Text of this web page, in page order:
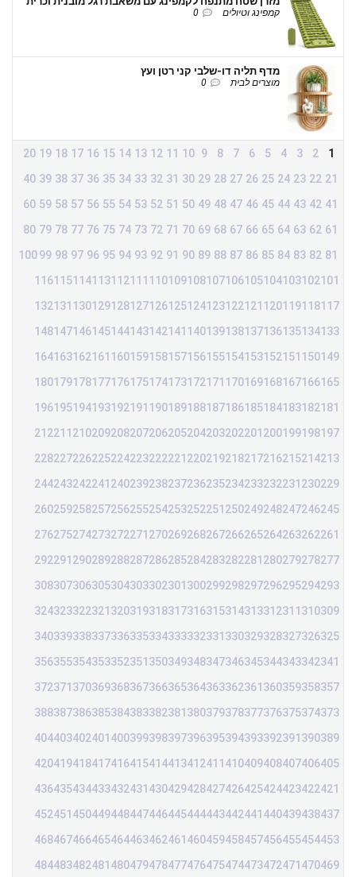
קמפינג וטיולים 0
מדף תליה דו-שלבי קני רטן ועץ
מוצרים לבית 0
1
2
3
4
5
6
7
8
9
10
11
12
13
14
15
16
17
18
19
20
21
22
23
24
25
26
27
28
29
30
31
32
33
34
35
36
37
38
39
40
41
42
43
44
45
46
47
48
49
50
51
52
53
54
55
56
57
58
59
60
61
62
63
64
65
66
67
68
69
70
71
72
73
74
75
76
77
78
79
80
81
82
83
84
85
86
87
88
89
90
91
92
93
94
95
96
97
98
99
100
101
102
103
104
105
106
107
108
109
110
111
112
113
114
115
116
117
118
119
120
121
122
123
124
125
126
127
128
129
130
131
132
133
134
135
136
137
138
139
140
141
142
143
144
145
146
147
148
149
150
151
152
153
154
155
156
157
158
159
160
161
162
163
164
165
166
167
168
169
170
171
172
173
174
175
176
177
178
179
180
181
182
183
184
185
186
187
188
189
190
191
192
193
194
195
196
197
198
199
200
201
202
203
204
205
206
207
208
209
210
211
212
213
214
215
216
217
218
219
220
221
222
223
224
225
226
227
228
229
230
231
232
233
234
235
236
237
238
239
240
241
242
243
244
245
246
247
248
249
250
251
252
253
254
255
256
257
258
259
260
261
262
263
264
265
266
267
268
269
270
271
272
273
274
275
276
277
278
279
280
281
282
283
284
285
286
287
288
289
290
291
292
293
294
295
296
297
298
299
300
301
302
303
304
305
306
307
308
309
310
311
312
313
314
315
316
317
318
319
320
321
322
323
324
325
326
327
328
329
330
331
332
333
334
335
336
337
338
339
340
341
342
343
344
345
346
347
348
349
350
351
352
353
354
355
356
357
358
359
360
361
362
363
364
365
366
367
368
369
370
371
372
373
374
375
376
377
378
379
380
381
382
383
384
385
386
387
388
389
390
391
392
393
394
395
396
397
398
399
400
401
402
403
404
405
406
407
408
409
410
411
412
413
414
415
416
417
418
419
420
421
422
423
424
425
426
427
428
429
430
431
432
433
434
435
436
437
438
439
440
441
442
443
444
445
446
447
448
449
450
451
452
453
454
455
456
457
458
459
460
461
462
463
464
465
466
467
468
469
470
471
472
473
474
475
476
477
478
479
480
481
482
483
484